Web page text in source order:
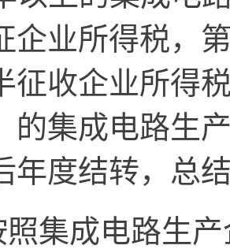
企业所得税，
征收企业所得
的集成电路生
年度结转，总
照集成电路生